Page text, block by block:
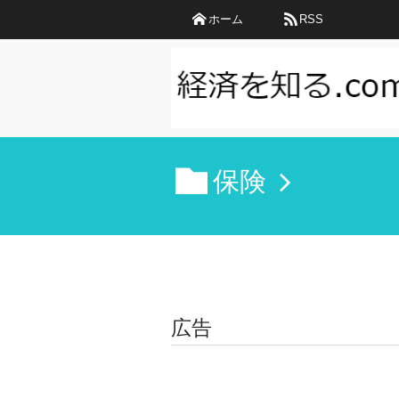
ホーム RSS
保険
広告